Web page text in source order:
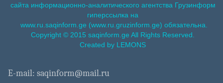
сайта информационно-аналитического агентства Грузинформ
гиперссылка на
www.ru.saqinform.ge (www.ru.gruzinform.ge) обязательна.
Copyright © 2015 saqinform.ge All Rights Reserved.
Created by LEMONS
E-mail: saqinform@mail.ru